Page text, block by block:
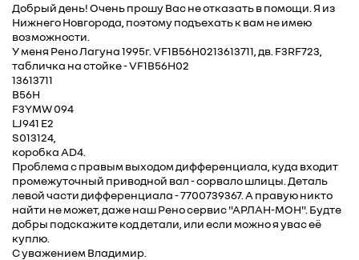
Добрый день! Очень прошу Вас не отказать в помощи. Я из
Нижнего Новгорода, поэтому подъехать к вам не имею
возможности.
У меня Рено Лагуна 1995г. VF1B56H0213613711, дв. F3RF723,
табличка на стойке - VF1B56H02
13613711
B56H
F3YMW 094
LJ941 E2
S013124,
коробка AD4.
Проблема с правым выходом дифференциала, куда входит
промежуточный приводной вал - сорвало шлицы. Деталь
левой части дифференциала - 7700739367. А правую никто
найти не может, даже наш Рено сервис "АРЛАН-МОН". Будте
добры подскажите код детали, или если можно я увас её
куплю.
С уважением Владимир.